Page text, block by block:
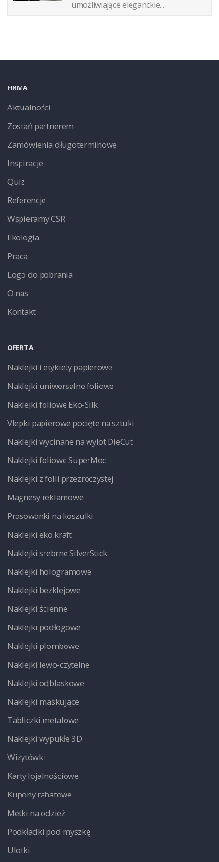
umożliwiające eleganckie...
FIRMA
Aktualności
Zostań partnerem
Zamówienia długoterminowe
Inspiracje
Quiz
Referencje
Wspieramy CSR
Ekologia
Praca
Logo do pobrania
O nas
Kontakt
OFERTA
Naklejki i etykiety papierowe
Naklejki uniwersalne foliowe
Naklejki foliowe Eko-Silk
Vlepki papierowe pocięte na sztuki
Naklejki wycinane na wylot DieCut
Naklejki foliowe SuperMoc
Naklejki z folii przezroczystej
Magnesy reklamowe
Prasowanki na koszulki
Naklejki eko kraft
Naklejki srebrne SilverStick
Naklejki hologramowe
Naklejki bezklejowe
Naklejki ścienne
Naklejki podłogowe
Naklejki plombowe
Naklejki lewo-czytelne
Naklejki odblaskowe
Naklejki maskujące
Tabliczki metalowe
Naklejki wypukłe 3D
Wizytówki
Karty lojalnościowe
Kupony rabatowe
Metki na odzież
Podkładki pod myszkę
Ulotki